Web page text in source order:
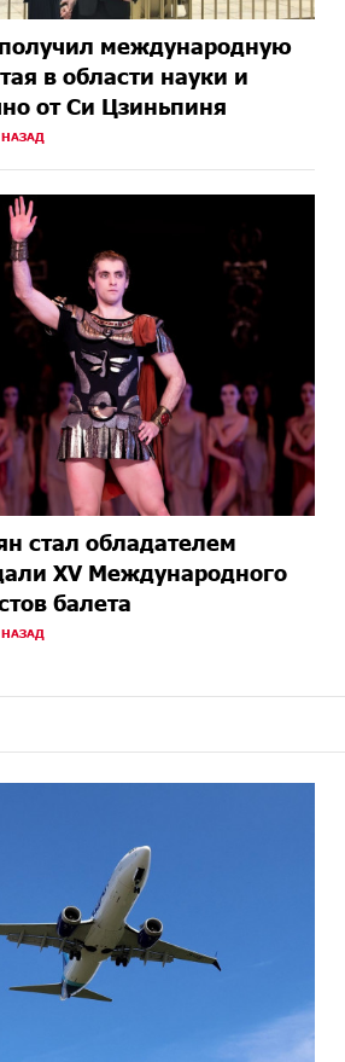
международную
в области науки и
от Си Цзиньпиня
стал обладателем
XV Международного
балета